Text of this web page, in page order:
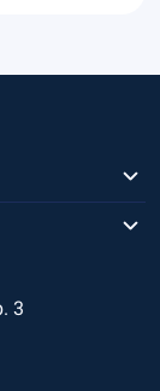
3